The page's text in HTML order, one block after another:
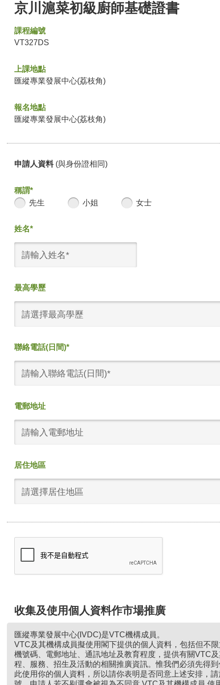
京川滬菜初級廚師基礎證書
課程編號
VT327DS
上課地點
匯縱專業發展中心(荔枝角)
報名地點
匯縱專業發展中心(荔枝角)
申請人資料 (與身份證相同)
稱謂*
先生
小姐 女士
姓名*
最高學歷
請選擇最高學歷
聯絡電話(日間)*
電郵地址
居住地區
請選擇居住地區
收集及使用個人資料作市場推廣
匯縱專業發展中心(IVDC)是VTC機構成員。
VTC及其機構成員擬使用閣下提供的個人資料，包括但不
機號碼、電郵地址、通訊地址及教育程度，提供有關VTC
程、服務、招生及活動的相關推廣資訊。惟我們必須先得
此使用你的個人資料，所以請你表明是否同意上述安排，